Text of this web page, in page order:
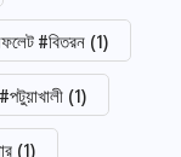
#বিতরন (1)
(1)
(1)